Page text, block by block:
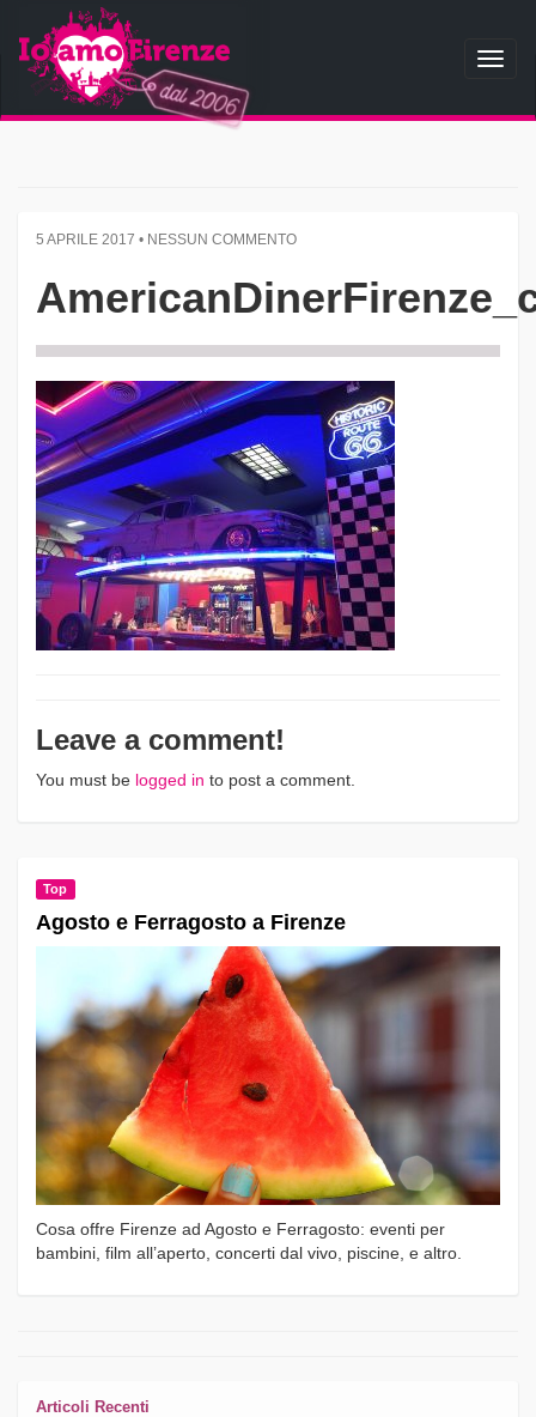
5 APRILE 2017 • NESSUN COMMENTO
Leave a comment!
You must be logged in to post a comment.
Top
Agosto e Ferragosto a Firenze
Cosa offre Firenze ad Agosto e Ferragosto: eventi per
bambini, film all’aperto, concerti dal vivo, piscine, e altro.
Articoli Recenti